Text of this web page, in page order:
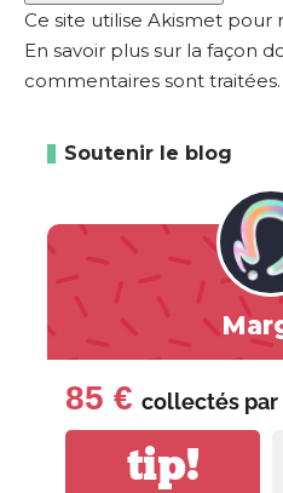
Ce site utilise Akismet pour
En savoir plus sur la façon
commentaires sont traitées.
Soutenir le blog
85 € collectés par
tip!